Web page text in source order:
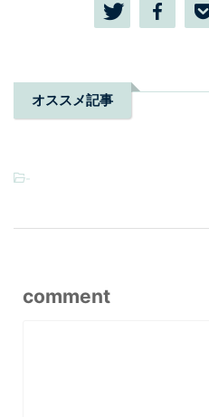
オススメ記事
-
comment